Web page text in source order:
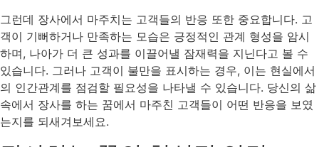
그런데 장사에서 마주치는 고객들의 반응 또한 중요합니다. 고
객이 기뻐하거나 만족하는 모습은 긍정적인 관계 형성을 암시
하며, 나아가 더 큰 성과를 이끌어낼 잠재력을 지닌다고 볼 수
있습니다. 그러나 고객이 불만을 표시하는 경우, 이는 현실에서
의 인간관계를 점검할 필요성을 나타낼 수 있습니다. 당신의 삶
속에서 장사를 하는 꿈에서 마주친 고객들이 어떤 반응을 보였
는지를 되새겨보세요.